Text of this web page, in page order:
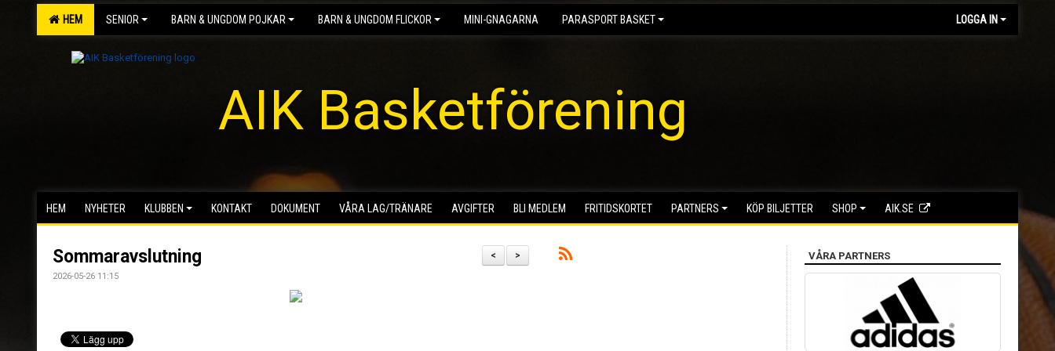
HEM SENIOR BARN & UNGDOM POJKAR BARN & UNGDOM FLICKOR MINI-GNAGARNA PARASPORT BASKET LOGGA IN
AIK Basketförening
HEM NYHETER KLUBBEN KONTAKT DOKUMENT VÅRA LAG/TRÄNARE AVGIFTER BLI MEDLEM FRITIDSKORTET PARTNERS KÖP BILJETTER SHOP AIK.SE
>
<
Sommaravslutning
2026-05-26 11:15
VÅRA PARTNERS